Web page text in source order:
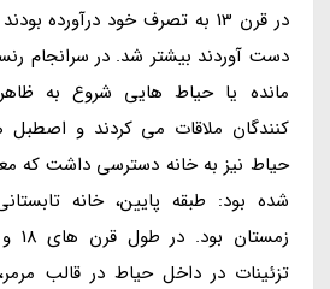
در قرن 13 به تصرف خود درآورده
دست آوردند بیشتر شد. در سرانجام
مانده یا حیاط هایی شروع به
کنندگان ملاقات می کردند و
حیاط نیز به خانه دسترسی داشت که
شده بود: طبقه پایین، خانه
تزئینات در داخل حیاط در قالب